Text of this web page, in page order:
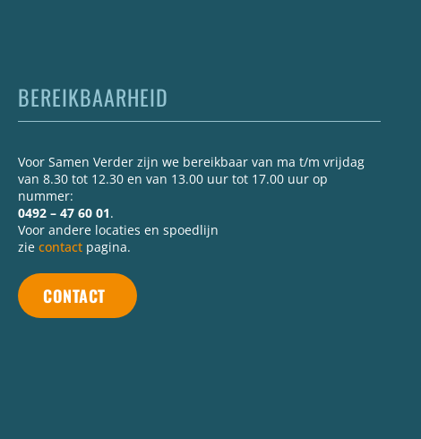
BEREIKBAARHEID
Voor Samen Verder zijn we bereikbaar van ma t/m vrijdag
van 8.30 tot 12.30 en van 13.00 uur tot 17.00 uur op
nummer:
0492 – 47 60 01.
Voor andere locaties en spoedlijn
zie contact pagina.
CONTACT